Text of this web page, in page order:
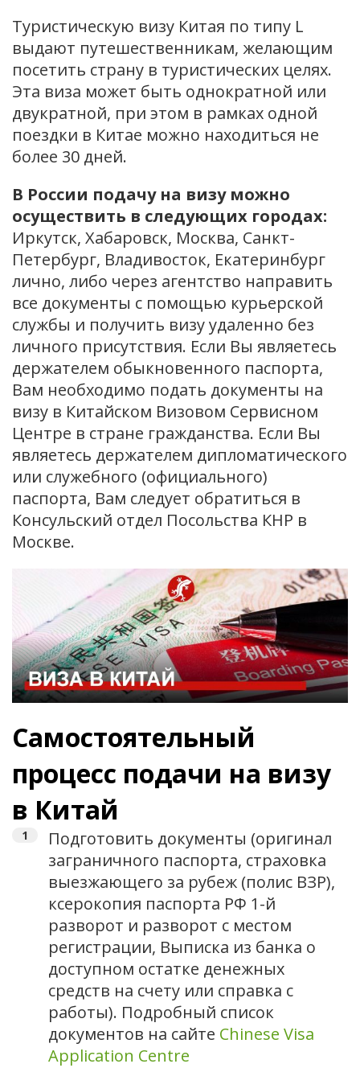
Туристическую визу Китая по типу L
выдают путешественникам, желающим
посетить страну в туристических целях.
Эта виза может быть однократной или
двукратной, при этом в рамках одной
поездки в Китае можно находиться не
более 30 дней.
В России подачу на визу можно
осуществить в следующих городах:
Иркутск, Хабаровск, Москва, Санкт-
Петербург, Владивосток, Екатеринбург
лично, либо через агентство направить
все документы с помощью курьерской
службы и получить визу удаленно без
личного присутствия. Если Вы являетесь
держателем обыкновенного паспорта,
Вам необходимо подать документы на
визу в Китайском Визовом Сервисном
Центре в стране гражданства. Если Вы
являетесь держателем дипломатического
или служебного (официального)
паспорта, Вам следует обратиться в
Консульский отдел Посольства КНР в
Москве.
Самостоятельный
процесс подачи на визу
в Китай
Подготовить документы (оригинал
заграничного паспорта, страховка
выезжающего за рубеж (полис ВЗР),
ксерокопия паспорта РФ 1-й
разворот и разворот с местом
регистрации, Выписка из банка о
доступном остатке денежных
средств на счету или справка с
работы). Подробный список
документов на сайте Chinese Visa
Application Centre